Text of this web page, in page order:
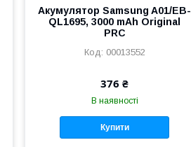
Акумулятор Samsung A01/EB-
QL1695, 3000 mAh Original
PRC
00013552
376 ₴
В наявності
Купити